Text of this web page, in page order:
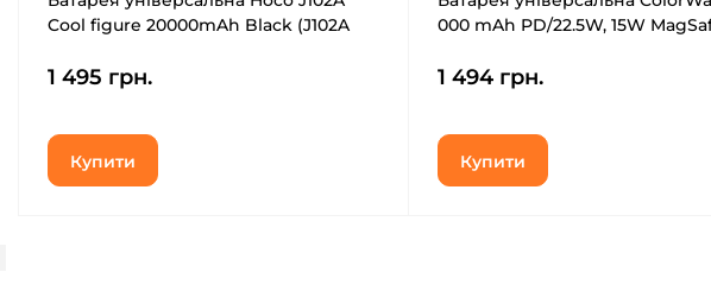
Cool figure 20000mAh Black (J102A
1 495 грн.
Купити
000 mAh PD/22.5W, 15W
PB100LPA2Y-WPDD)
1 494 грн.
Купити